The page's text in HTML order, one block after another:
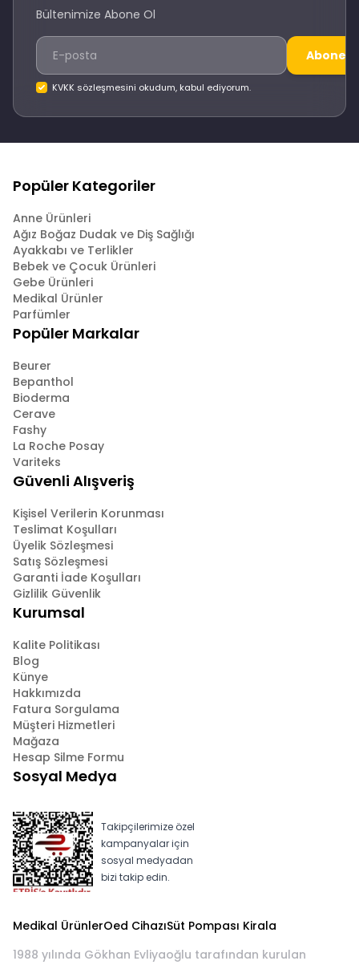
Bültenimize Abone Ol
Abone
KVKK sözleşmesini okudum, kabul ediyorum.
Popüler Kategoriler
Anne Ürünleri
Ağız Boğaz Dudak ve Diş Sağlığı
Ayakkabı ve Terlikler
Bebek ve Çocuk Ürünleri
Gebe Ürünleri
Medikal Ürünler
Parfümler
Popüler Markalar
Beurer
Bepanthol
Bioderma
Cerave
Fashy
La Roche Posay
Variteks
Güvenli Alışveriş
Kişisel Verilerin Korunması
Teslimat Koşulları
Üyelik Sözleşmesi
Satış Sözleşmesi
Garanti İade Koşulları
Gizlilik Güvenlik
Kurumsal
Kalite Politikası
Blog
Künye
Hakkımızda
Fatura Sorgulama
Müşteri Hizmetleri
Mağaza
Hesap Silme Formu
Sosyal Medya
Takipçilerimize özel
kampanyalar için
sosyal medyadan
bizi takip edin.
Medikal ÜrünlerOed CihazıSüt Pompası Kirala
1988 yılında Gökhan Evliyaoğlu tarafından kurulan